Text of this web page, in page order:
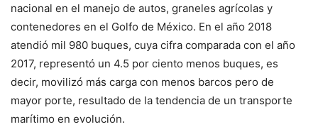
nacional en el manejo de autos, graneles agrícolas y
contenedores en el Golfo de México. En el año 2018
atendió mil 980 buques, cuya cifra comparada con el año
2017, representó un 4.5 por ciento menos buques, es
decir, movilizó más carga con menos barcos pero de
mayor porte, resultado de la tendencia de un transporte
marítimo en evolución.